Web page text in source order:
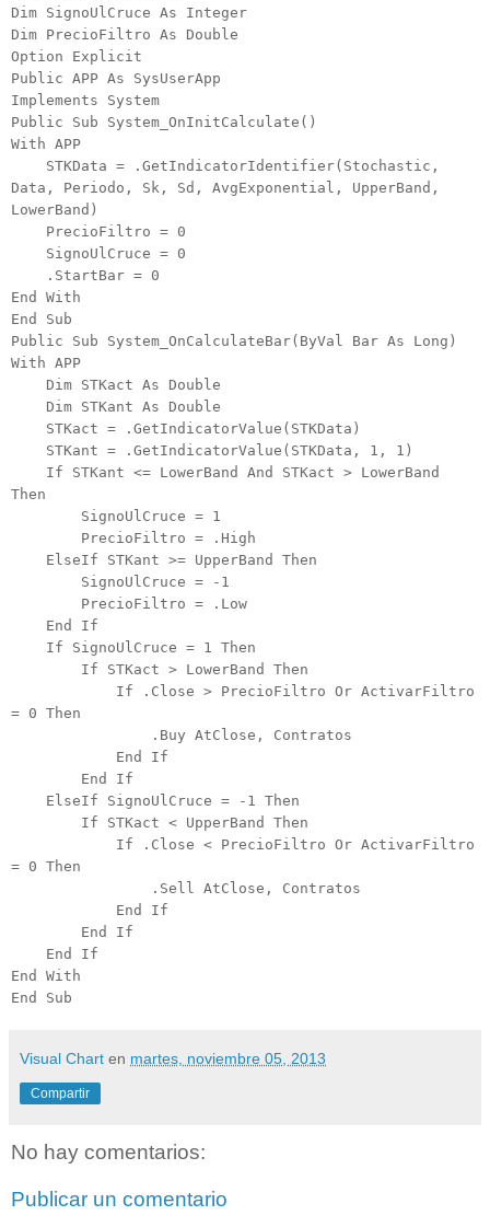
Dim SignoUlCruce As Integer
Dim PrecioFiltro As Double
Option Explicit
Public APP As SysUserApp
Implements System
Public Sub System_OnInitCalculate()
With APP
STKData = .GetIndicatorIdentifier(Stochastic,
Data, Periodo, Sk, Sd, AvgExponential, UpperBand,
LowerBand)
PrecioFiltro = 0
SignoUlCruce = 0
.StartBar = 0
End With
End Sub
Public Sub System_OnCalculateBar(ByVal Bar As Long)
With APP
Dim STKact As Double
Dim STKant As Double
STKact = .GetIndicatorValue(STKData)
STKant = .GetIndicatorValue(STKData, 1, 1)
If STKant <= LowerBand And STKact > LowerBand
Then
SignoUlCruce = 1
PrecioFiltro = .High
ElseIf STKant >= UpperBand Then
SignoUlCruce = -1
PrecioFiltro = .Low
End If
If SignoUlCruce = 1 Then
If STKact > LowerBand Then
If .Close > PrecioFiltro Or ActivarFiltro
= 0 Then
.Buy AtClose, Contratos
End If
End If
ElseIf SignoUlCruce = -1 Then
If STKact < UpperBand Then
If .Close < PrecioFiltro Or ActivarFiltro
= 0 Then
.Sell AtClose, Contratos
End If
End If
End If
End With
End Sub
Visual Chart en martes, noviembre 05, 2013
Compartir
No hay comentarios:
Publicar un comentario